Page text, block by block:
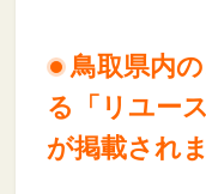
鳥取県内
る「リユー
が掲載され